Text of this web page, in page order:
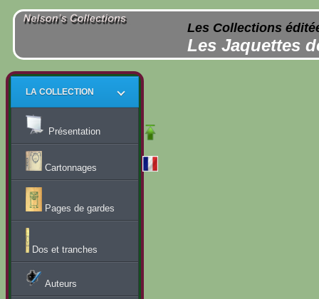
Les Collections
Les Jaquettes
LA COLLECTION
Présentation
Cartonnages
Pages de gardes
Dos et tranches
Auteurs